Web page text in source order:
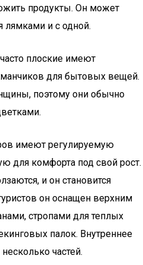
продукты. Он может
лямками и с одной.
плоские имеют
для бытовых вещей.
поэтому они обычно
имеют регулируемую
для комфорта под свой рост.
и он становится
он оснащен верхним
стропами для теплых
палок. Внутреннее
частей.